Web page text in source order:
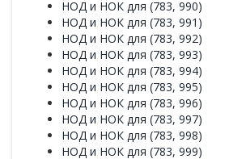
НОД и НОК для (783, 990)
НОД и НОК для (783, 991)
НОД и НОК для (783, 992)
НОД и НОК для (783, 993)
НОД и НОК для (783, 994)
НОД и НОК для (783, 995)
НОД и НОК для (783, 996)
НОД и НОК для (783, 997)
НОД и НОК для (783, 998)
НОД и НОК для (783, 999)